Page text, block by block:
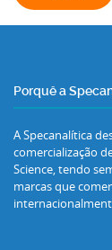
Porquê a
A Specanalítica
comercialização
Science, tendo
marcas que